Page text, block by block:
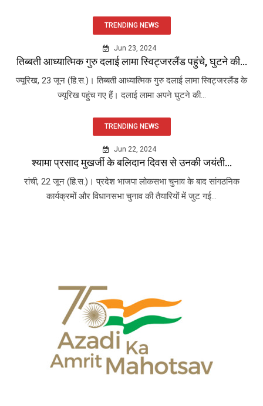
TRENDING NEWS
Jun 23, 2024
तिब्बती आध्यात्मिक गुरु दलाई लामा स्विट्जरलैंड पहुंचे, घुटने की...
ज्यूरिख, 23 जून (हि.स.)। तिब्बती आध्यात्मिक गुरु दलाई लामा स्विट्जरलैंड के
ज्यूरिख पहुंच गए हैं। दलाई लामा अपने घुटने की...
TRENDING NEWS
Jun 22, 2024
श्यामा प्रसाद मुखर्जी के बलिदान दिवस से उनकी जयंती...
रांची, 22 जून (हि.स.)। प्रदेश भाजपा लोकसभा चुनाव के बाद सांगठनिक
कार्यक्रमों और विधानसभा चुनाव की तैयारियों में जुट गई...